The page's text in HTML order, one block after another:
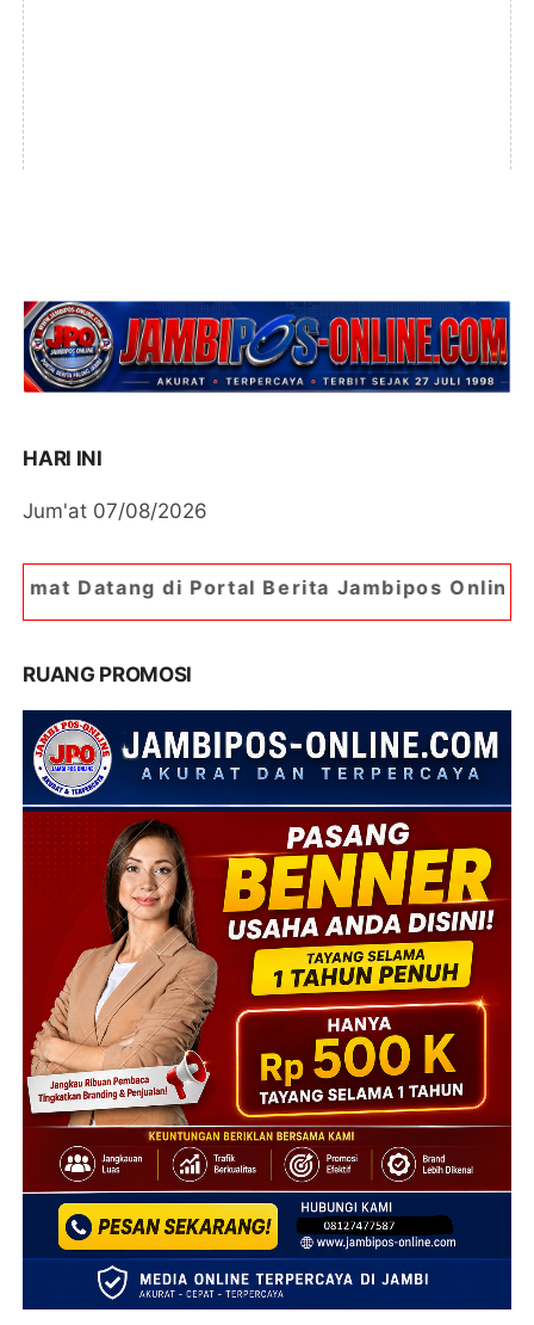
HARI INI
Jum'at 07/08/2026
Portal Berita Jambipos Online. Portal Berita
RUANG PROMOSI